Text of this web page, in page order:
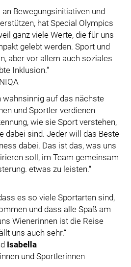
Bewegungsinitiativen und
hat Special Olympics
ganz viele Werte, die für uns
gelebt werden. Sport und
aber vor allem auch soziales
Inklusion.“
wahnsinnig auf das nächste
und Sportler verdienen
wie sie Sport verstehen,
dabei sind. Jeder will das Beste
dabei. Das ist das, was uns
soll, im Team gemeinsam
etwas zu leisten.“
es so viele Sportarten sind,
und dass alle Spaß am
Wienerinnen ist die Reise
uns auch sehr.“
Isabella
und Sportlerinnen